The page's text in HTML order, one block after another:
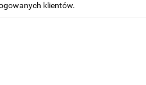
klientów.